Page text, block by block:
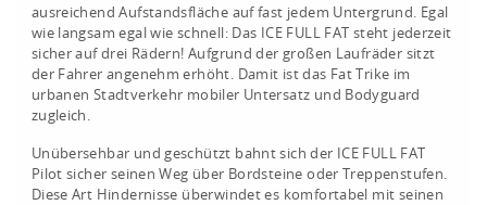
ausreichend Aufstandsfläche auf fast jedem Untergrund. Egal
wie langsam egal wie schnell: Das ICE FULL FAT steht jederzeit
sicher auf drei Rädern! Aufgrund der großen Laufräder sitzt
der Fahrer angenehm erhöht. Damit ist das Fat Trike im
urbanen Stadtverkehr mobiler Untersatz und Bodyguard
zugleich.
Unübersehbar und geschützt bahnt sich der ICE FULL FAT
Pilot sicher seinen Weg über Bordsteine oder Treppenstufen.
Diese Art Hindernisse überwindet es komfortabel mit seinen